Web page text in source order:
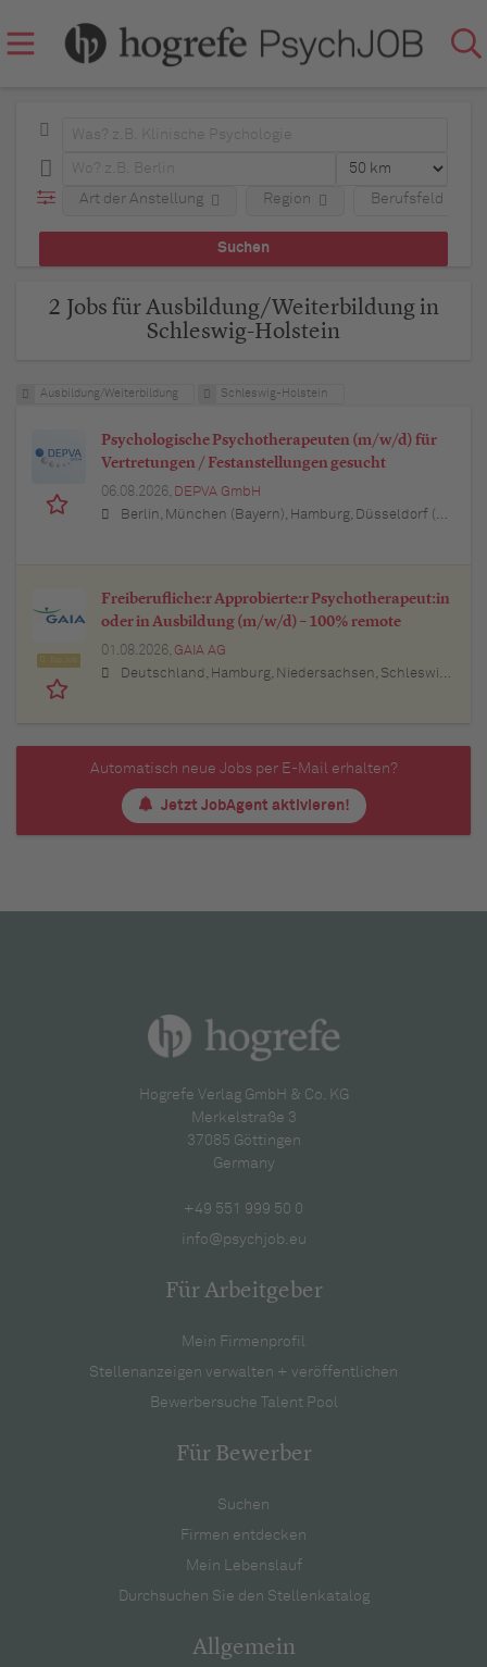
Berufsfeld
Art der Anstellung Region
2 Jobs für Ausbildung/Weiterbildung in
Schleswig-Holstein
Ausbildung/Weiterbildung Schleswig-Holstein
Psychologische Psychotherapeuten (m/w/d) für
Vertretungen / Festanstellungen gesucht
06.08.2026, DEPVA GmbH
Berlin, München (Bayern), Hamburg, Düsseldorf (Nordrhein-Westfalen), Köln (Nordrhein-Westfalen), Essen (Nordrhein-Westfalen), Dortmund (Nordrhein-Westfalen), Stuttgart (Baden-Württemberg), Heilbronn (Baden-Württemberg), Hannover (Niedersachsen), Rostock (Mecklenburg-Vorpommern), Kiel (Schleswig-Holstein), Augsburg (Bayern), Nürnberg (Bayern), Frankfurt am Main (Hessen), Bremen, Schwerin (Mecklenburg-Vorpommern), Mainz (Rheinland-Pfalz), Saarbrücken (Saarland), Dresden (Sachsen), Magdeburg (Sachsen-Anhalt), Potsdam (Brandenburg), Erfurt (Thüringen), Würzburg (Bayern), Heilbronn (Baden-Württemberg), Leipzig (Sachsen)
Freiberufliche:r Approbierte:r Psychotherapeut:in
oder in Ausbildung (m/w/d) – 100% remote
01.08.2026, GAIA AG
Deutschland, Hamburg, Niedersachsen, Schleswig-Holstein, Baden-Württemberg, Bayern, Berlin, Nordrhein-Westfalen, Hessen, Thüringen, Brandenburg, Mecklenburg-Vorpommern, Rheinland-Pfalz, Saarland
Automatisch neue Jobs per E-Mail erhalten?
Jetzt JobAgent aktivieren!
Hogrefe Verlag GmbH & Co. KG
Merkelstraße 3
37085 Göttingen
Germany
+49 551 999 50 0
info@psychjob.eu
Für Arbeitgeber
Mein Firmenprofil
Stellenanzeigen verwalten + veröffentlichen
Bewerbersuche Talent Pool
Für Bewerber
Suchen
Firmen entdecken
Mein Lebenslauf
Durchsuchen Sie den Stellenkatalog
Allgemein